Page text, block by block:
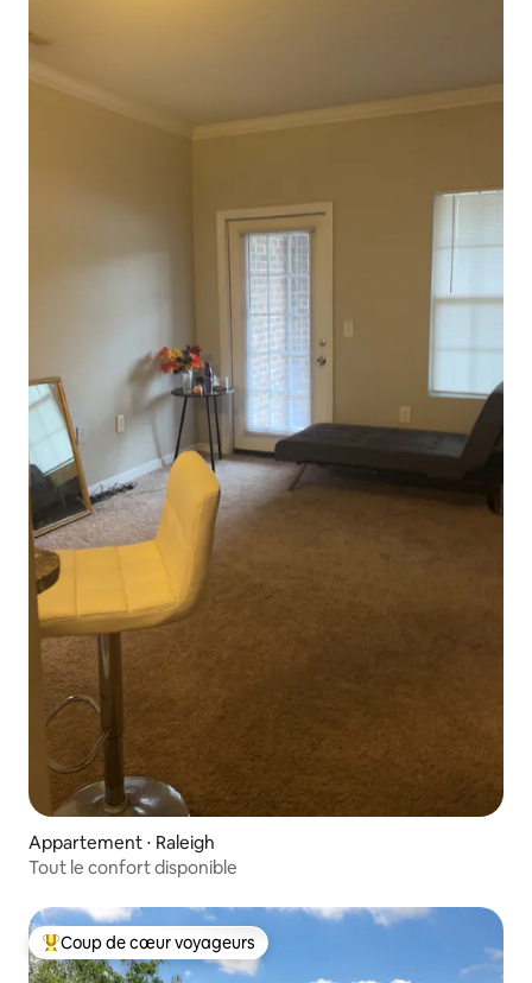
Appartement ⋅ Raleigh
Tout le confort disponible
Coups de cœur voyageurs les plus appréciés
Coup de cœur voyageurs